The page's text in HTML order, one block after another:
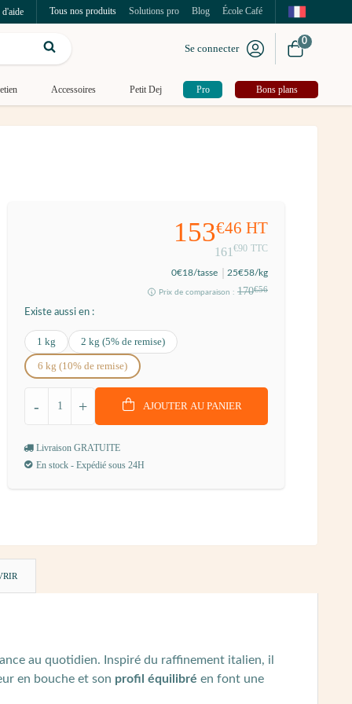
Tous nos produits Solutions pro Blog École Café
Se connecter
0
Accessoires Petit Dej Pro Bons plans
153€46 HT
161 €90 TTC
0€18/tasse 25€58/kg
Prix de comparaison : 170€56
Existe aussi en :
1 kg 2 kg (5% de remise)
6 kg (10% de remise)
+
- AJOUTER AU PANIER
Livraison GRATUITE
En stock - Expédié sous 24H
au quotidien. Inspiré du raffinement italien, il
en bouche et son profil équilibré en font une